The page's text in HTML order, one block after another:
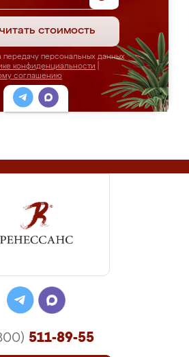
стоимость
персональных данных
конфиденциальности
соглашению
511-89-55